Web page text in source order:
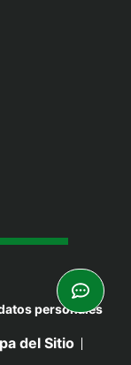
personales
del Sitio